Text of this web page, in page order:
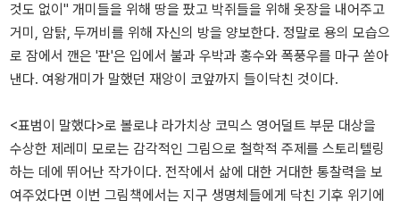
것도 없이" 개미들을 위해 땅을 팠고 박쥐들을 위해 옷장을 내어주고
거미, 암탉, 두꺼비를 위해 자신의 방을 양보한다. 정말로 용의 모습으
로 잠에서 깬은 '판'은 입에서 불과 우박과 홍수와 폭풍우를 마구 쏟아
낸다. 여왕개미가 말했던 재앙이 코앞까지 들이닥친 것이다.
<표범이 말했다>로 볼로냐 라가치상 코믹스 영어덜트 부문 대상을
수상한 제레미 모로는 감각적인 그림으로 철학적 주제를 스토리텔링
하는 데에 뛰어난 작가이다. 전작에서 삶에 대한 거대한 통찰력을 보
여주었다면 이번 그림책에서는 지구 생명체들에게 닥친 기후 위기에